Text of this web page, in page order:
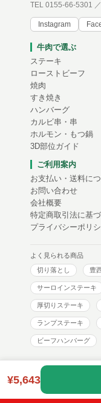
TEL 0155-66-5301
Instagram
牛肉で選ぶ
ステーキ
ローストビーフ
焼肉
すき焼き
ハンバーグ
カルビ串・串
ホルモン・もつ鍋
3D部位ガイド
ご利用案内
お支払い・送料に
お問い合わせ
会社概要
特定商取引法に基
プライバシーポリ
よく見られる商品
切り落とし
豊
サーロインステーキ
厚切りステーキ
ランプステーキ
ビーフハンバーグ
トヨニシファーム コ
Copyright
¥5,643